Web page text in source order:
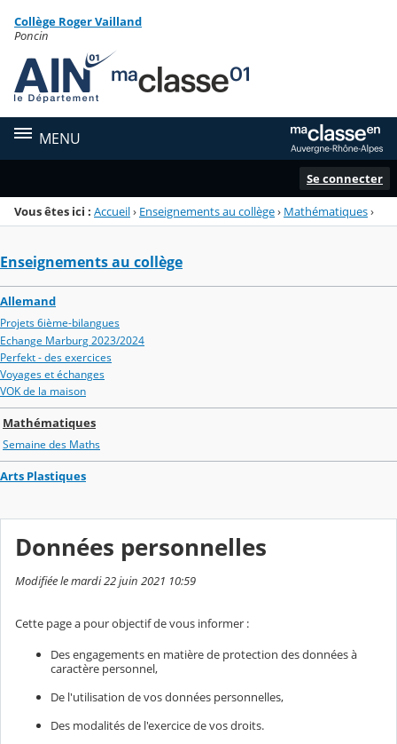
Menu de la rubrique
Contenu
Collège Roger Vailland
Poncin
MENU
Se connecter
Vous êtes ici : Accueil› Enseignements au collège› Mathématiques›
Enseignements au collège
Allemand
Projets 6ième-bilangues
Echange Marburg 2023/2024
Perfekt - des exercices
Voyages et échanges
VOK de la maison
Mathématiques
Semaine des Maths
Arts Plastiques
Données personnelles
Modifiée le mardi 22 juin 2021 10:59
Cette page a pour objectif de vous informer :
Des engagements en matière de protection des données à
caractère personnel,
De l'utilisation de vos données personnelles,
Des modalités de l'exercice de vos droits.